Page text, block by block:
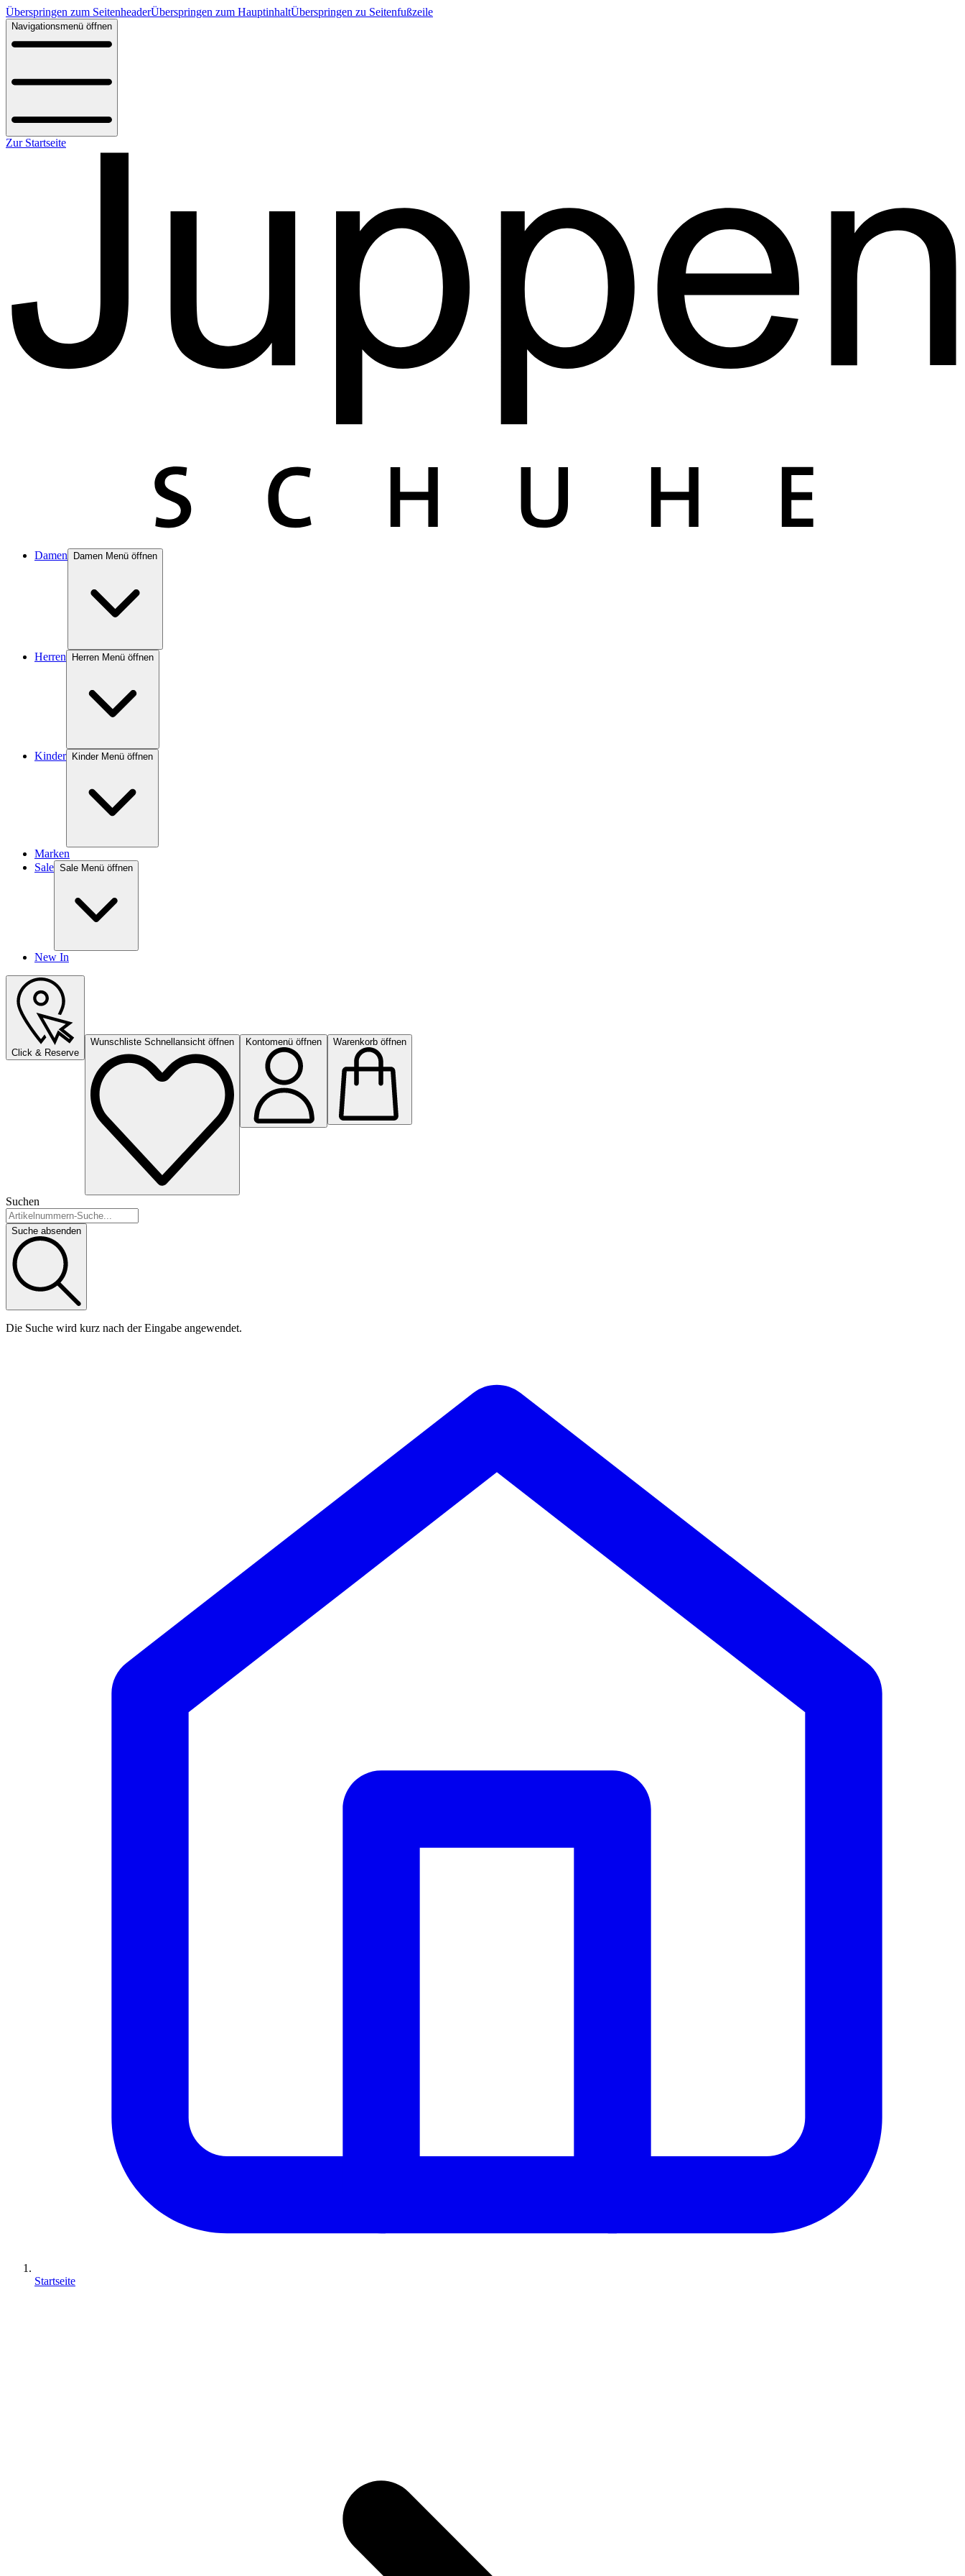
Überspringen zum SeitenheaderÜberspringen zum HauptinhaltÜberspringen zu Seitenfußzeile
Navigationsmenü öffnen
Zur Startseite
Damen Damen Menü öffnen
Herren Herren Menü öffnen
Kinder Kinder Menü öffnen
Marken
Sale Sale Menü öffnen
New In
Click & Reserve
Wunschliste Schnellansicht öffnen Kontomenü öffnen Warenkorb öffnen
Suchen
Suche absenden
Die Suche wird kurz nach der Eingabe angewendet.
Startseite